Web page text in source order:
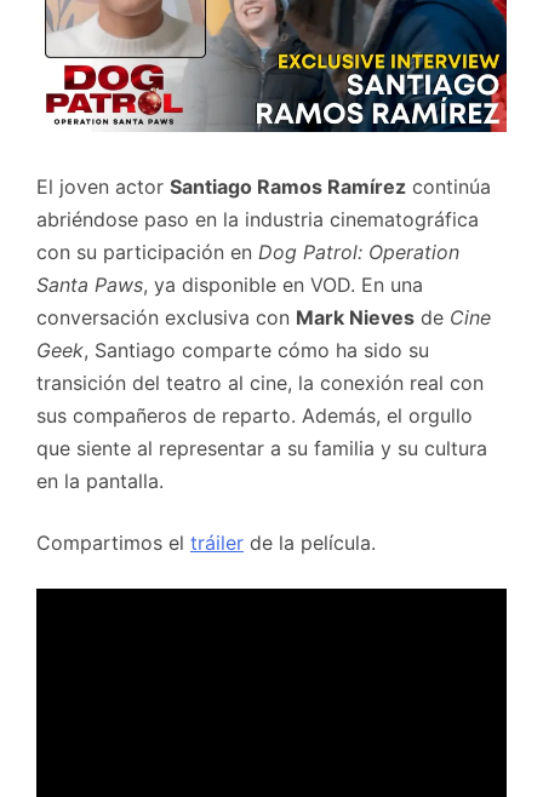
El joven actor Santiago Ramos Ramírez continúa
abriéndose paso en la industria cinematográfica
con su participación en Dog Patrol: Operation
Santa Paws, ya disponible en VOD. En una
conversación exclusiva con Mark Nieves de Cine
Geek, Santiago comparte cómo ha sido su
transición del teatro al cine, la conexión real con
sus compañeros de reparto. Además, el orgullo
que siente al representar a su familia y su cultura
en la pantalla.
Compartimos el tráiler de la película.